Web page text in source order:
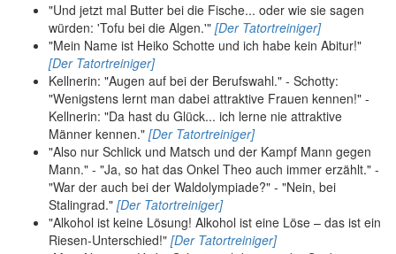
"Und jetzt mal Butter bei die Fische... oder wie sie sagen
würden: 'Tofu bei die Algen.'" [Der Tatortreiniger]
"Mein Name ist Heiko Schotte und ich habe kein Abitur!"
[Der Tatortreiniger]
Kellnerin: "Augen auf bei der Berufswahl." - Schotty:
"Wenigstens lernt man dabei attraktive Frauen kennen!" -
Kellnerin: "Da hast du Glück... ich lerne nie attraktive
Männer kennen." [Der Tatortreiniger]
"Also nur Schlick und Matsch und der Kampf Mann gegen
Mann." - "Ja, so hat das Onkel Theo auch immer erzählt." -
"War der auch bei der Waldolympiade?" - "Nein, bei
Stalingrad." [Der Tatortreiniger]
"Alkohol ist keine Lösung! Alkohol ist eine Löse – das ist ein
Riesen-Unterschied!" [Der Tatortreiniger]